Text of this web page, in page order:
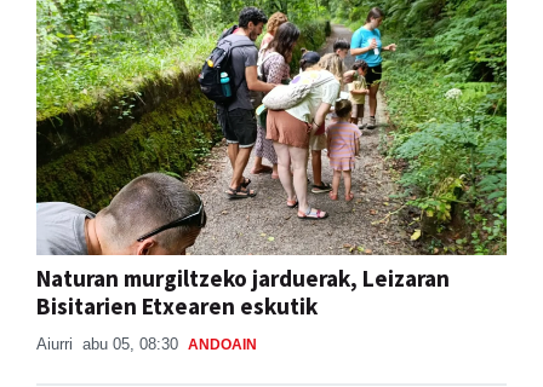
Naturan murgiltzeko jarduerak, Leizaran
Bisitarien Etxearen eskutik
Aiurri abu 05, 08:30 ANDOAIN